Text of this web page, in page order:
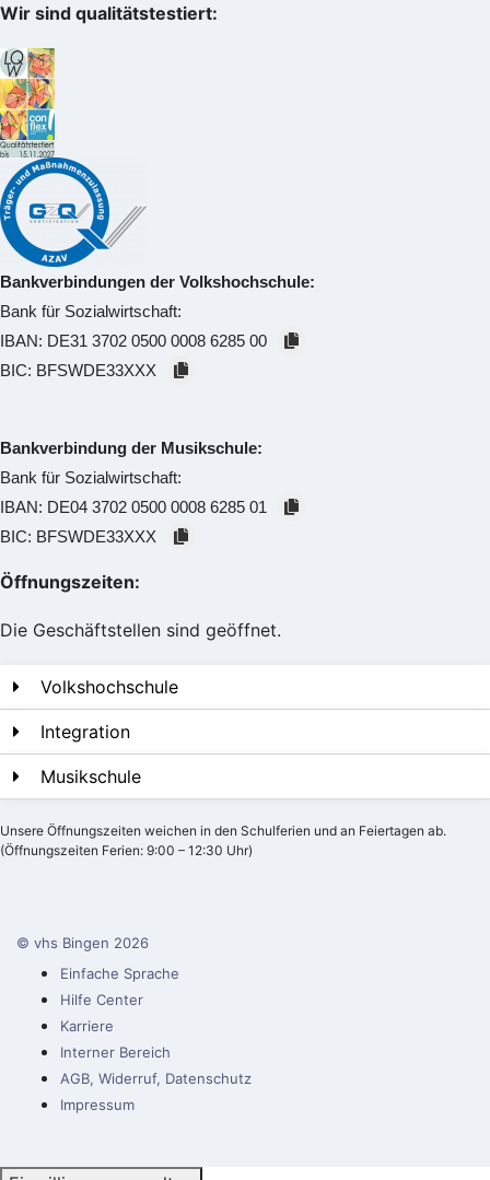
Wir sind qualitätstestiert:
Bankverbindungen der Volkshochschule:
Bank für Sozialwirtschaft:
IBAN: DE31 3702 0500 0008 6285 00
BIC: BFSWDE33XXX
Bankverbindung der Musikschule:
Bank für Sozialwirtschaft:
IBAN: DE04 3702 0500 0008 6285 01
BIC: BFSWDE33XXX
Öffnungszeiten:
Die Geschäftstellen sind geöffnet.
Volkshochschule
Integration
Musikschule
Unsere Öffnungszeiten weichen in den Schulferien und an Feiertagen ab.
(Öffnungszeiten Ferien: 9:00 – 12:30 Uhr)
© vhs Bingen 2026
Einfache Sprache
Hilfe Center
Karriere
Interner Bereich
AGB, Widerruf, Datenschutz
Impressum